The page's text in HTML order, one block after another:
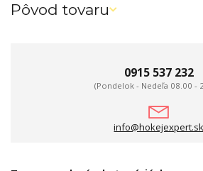
Pôvod tovaru
0915 537 232
(Pondelok - Nedeľa 08.00 -
info@hokejexpert.sk